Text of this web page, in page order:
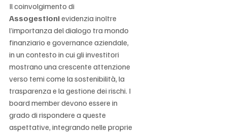
Il coinvolgimento di
Assogestioni evidenzia inoltre
l’importanza del dialogo tra mondo
finanziario e governance aziendale,
in un contesto in cui gli investitori
mostrano una crescente attenzione
verso temi come la sostenibilità, la
trasparenza e la gestione dei rischi. I
board member devono essere in
grado di rispondere a queste
aspettative, integrando nelle proprie